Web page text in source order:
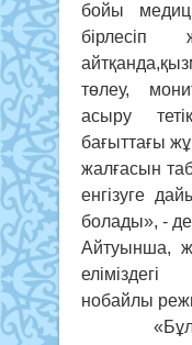
бойы
төлеу,
асыру
бағыттағы
жалғасын
енгізуге
болады», -
Айтуынша,
нобайлы
«Бұл